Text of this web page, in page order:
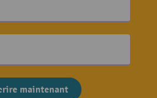
maintenant